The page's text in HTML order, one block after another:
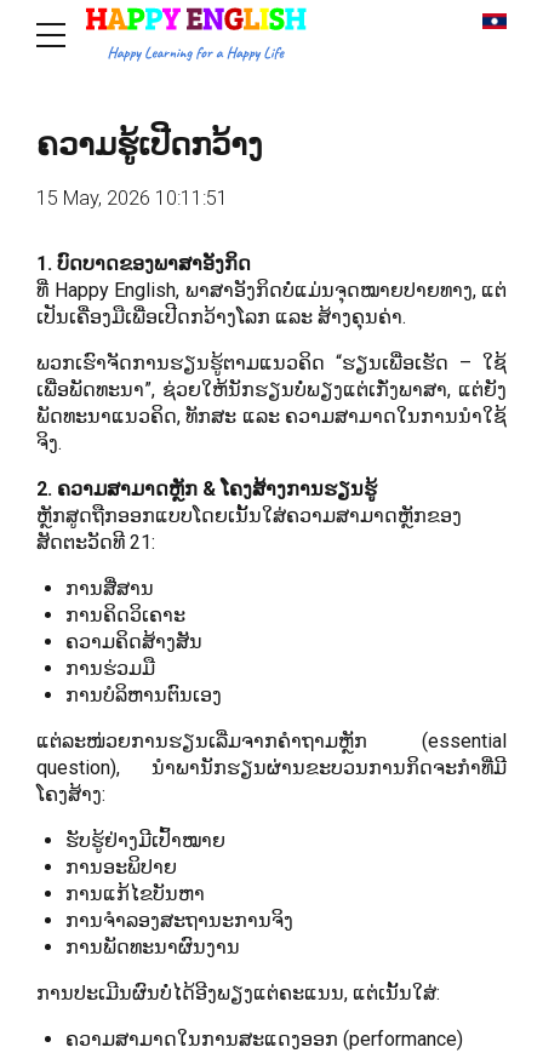
ຄວາມຮູ້ເປີດກວ້າງ
15 May, 2026 10:11:51
1. ບົດບາດຂອງພາສາອັງກິດ
ທີ່ Happy English, ພາສາອັງກິດບໍ່ແມ່ນຈຸດໝາຍປາຍທາງ, ແຕ່
ເປັນເຄື່ອງມືເພື່ອເປີດກວ້າງໂລກ ແລະ ສ້າງຄຸນຄ່າ.
ພວກເຮົາຈັດການຮຽນຮູ້ຕາມແນວຄິດ “ຮຽນເພື່ອເຮັດ – ໃຊ້
ເພື່ອພັດທະນາ”, ຊ່ວຍໃຫ້ນັກຮຽນບໍ່ພຽງແຕ່ເກັ່ງພາສາ, ແຕ່ຍັງ
ພັດທະນາແນວຄິດ, ທັກສະ ແລະ ຄວາມສາມາດໃນການນຳໃຊ້
ຈິງ.
2. ຄວາມສາມາດຫຼັກ & ໂຄງສ້າງການຮຽນຮູ້
ຫຼັກສູດຖືກອອກແບບໂດຍເນັ້ນໃສ່ຄວາມສາມາດຫຼັກຂອງ
ສັດຕະວັດທີ 21:
ການສື່ສານ
ການຄິດວິເຄາະ
ຄວາມຄິດສ້າງສັນ
ການຮ່ວມມື
ການບໍລິຫານຕົນເອງ
ແຕ່ລະໜ່ວຍການຮຽນເລີ່ມຈາກຄຳຖາມຫຼັກ (essential
question), ນຳພານັກຮຽນຜ່ານຂະບວນການກິດຈະກຳທີ່ມີ
ໂຄງສ້າງ:
ຮັບຮູ້ຢ່າງມີເປົ້າໝາຍ
ການອະພິປາຍ
ການແກ້ໄຂບັນຫາ
ການຈຳລອງສະຖານະການຈິງ
ການພັດທະນາຜົນງານ
ການປະເມີນຜົນບໍ່ໄດ້ອີງພຽງແຕ່ຄະແນນ, ແຕ່ເນັ້ນໃສ່:
ຄວາມສາມາດໃນການສະແດງອອກ (performance)